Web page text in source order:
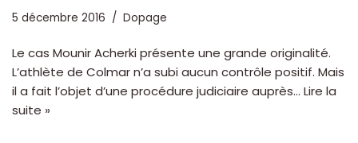
5 décembre 2016 Dopage
Le cas Mounir Acherki présente une grande originalité.
L’athlète de Colmar n’a subi aucun contrôle positif. Mais
il a fait l’objet d’une procédure judiciaire auprès… Lire la
suite »